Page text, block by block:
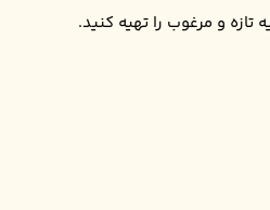
تازه و مرغوب را تهیه کنید.